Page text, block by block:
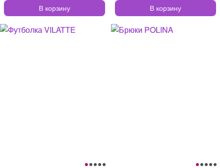
В корзину В корзину